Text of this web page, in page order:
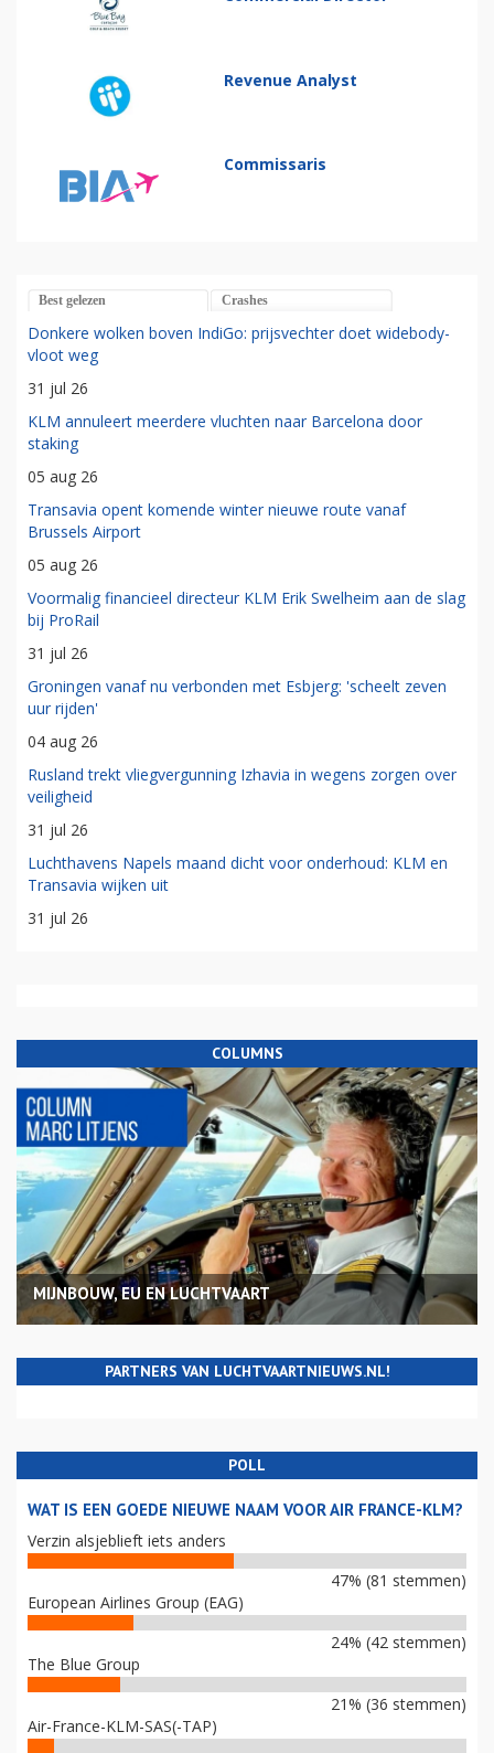
Revenue Analyst
Commissaris
Best gelezen Crashes
Donkere wolken boven IndiGo: prijsvechter doet widebody-
vloot weg
31 jul 26
KLM annuleert meerdere vluchten naar Barcelona door
staking
05 aug 26
Transavia opent komende winter nieuwe route vanaf
Brussels Airport
05 aug 26
Voormalig financieel directeur KLM Erik Swelheim aan de slag
bij ProRail
31 jul 26
Groningen vanaf nu verbonden met Esbjerg: 'scheelt zeven
uur rijden'
04 aug 26
Rusland trekt vliegvergunning Izhavia in wegens zorgen over
veiligheid
31 jul 26
Luchthavens Napels maand dicht voor onderhoud: KLM en
Transavia wijken uit
31 jul 26
COLUMNS
MIJNBOUW, EU EN LUCHTVAART
PARTNERS VAN LUCHTVAARTNIEUWS.NL!
POLL
WAT IS EEN GOEDE NIEUWE NAAM VOOR AIR FRANCE-KLM?
Verzin alsjeblieft iets anders
47% (81 stemmen)
European Airlines Group (EAG)
24% (42 stemmen)
The Blue Group
21% (36 stemmen)
Air-France-KLM-SAS(-TAP)